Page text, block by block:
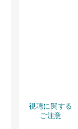
視聴に関する
ご注意